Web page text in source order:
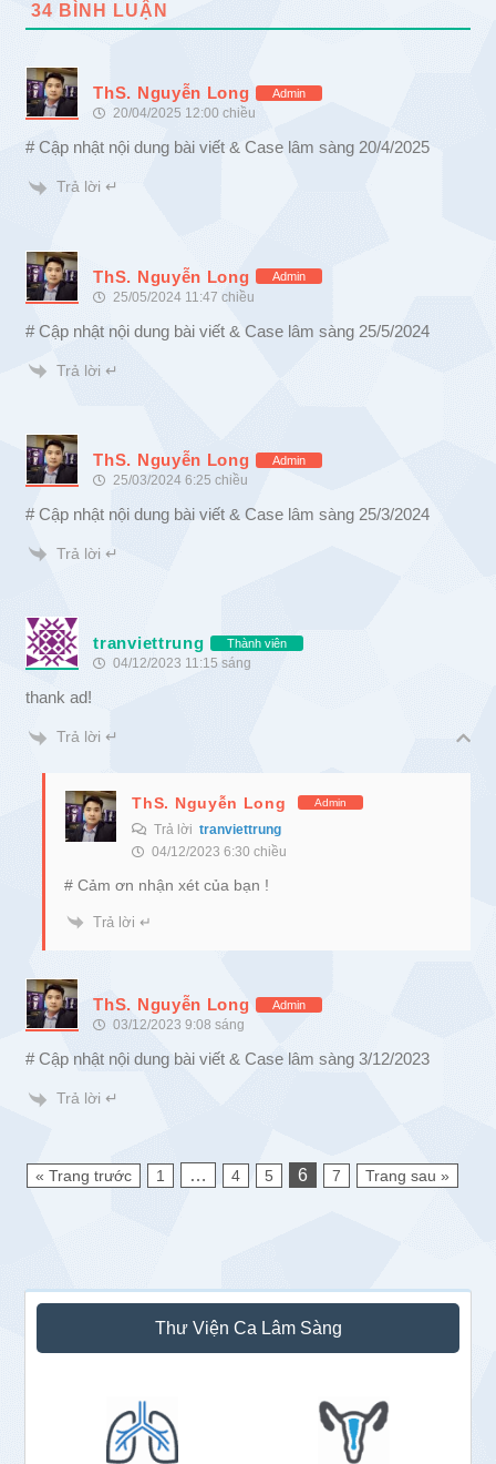
34 BÌNH LUẬN
ThS. Nguyễn Long Admin
20/04/2025 12:00 chiều
# Cập nhật nội dung bài viết & Case lâm sàng 20/4/2025
Trả lời ↵
ThS. Nguyễn Long Admin
25/05/2024 11:47 chiều
# Cập nhật nội dung bài viết & Case lâm sàng 25/5/2024
Trả lời ↵
ThS. Nguyễn Long Admin
25/03/2024 6:25 chiều
# Cập nhật nội dung bài viết & Case lâm sàng 25/3/2024
Trả lời ↵
tranviettrung Thành viên
04/12/2023 11:15 sáng
thank ad!
Trả lời ↵
ThS. Nguyễn Long Admin
Trả lờitranviettrung
04/12/2023 6:30 chiều
# Cảm ơn nhận xét của bạn !
Trả lời ↵
ThS. Nguyễn Long Admin
03/12/2023 9:08 sáng
# Cập nhật nội dung bài viết & Case lâm sàng 3/12/2023
Trả lời ↵
« Trang trước 1 … 4 5 6 7 Trang sau »
Sidebar
chính
Thư Viện Ca Lâm Sàng